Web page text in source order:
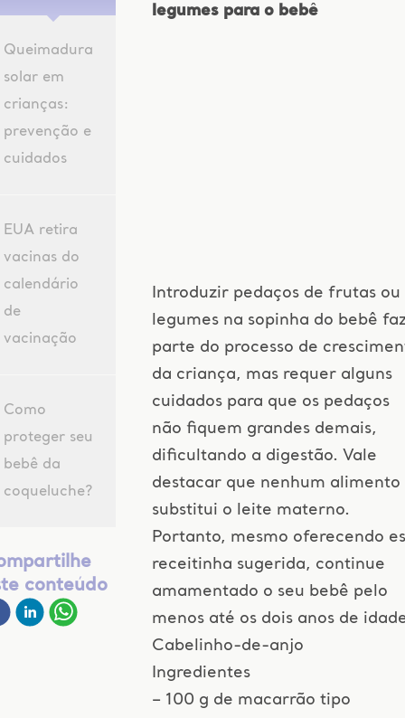
Queimadura
solar em
crianças:
prevenção e
cuidados
EUA retira
vacinas do
calendário
de
vacinação
Como
proteger seu
bebê da
coqueluche?
conteúdo
legumes para o bebê
Introduzir pedaços de frutas ou
legumes na sopinha do bebê
parte do processo de
da criança, mas requer alguns
cuidados para que os pedaços
não fiquem grandes demais,
dificultando a digestão. Vale
destacar que nenhum alimento
substitui o leite materno.
Portanto, mesmo oferecendo
receitinha sugerida, continue
amamentado o seu bebê pelo
menos até os dois anos de
Cabelinho-de-anjo
Ingredientes
– 100 g de macarrão tipo